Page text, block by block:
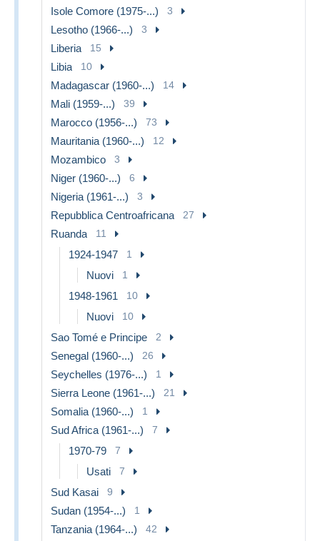
Isole Comore (1975-...) 3
Lesotho (1966-...) 3
Liberia 15
Libia 10
Madagascar (1960-...) 14
Mali (1959-...) 39
Marocco (1956-...) 73
Mauritania (1960-...) 12
Mozambico 3
Niger (1960-...) 6
Nigeria (1961-...) 3
Repubblica Centroafricana 27
Ruanda 11
1924-1947 1
Nuovi 1
1948-1961 10
Nuovi 10
Sao Tomé e Principe 2
Senegal (1960-...) 26
Seychelles (1976-...) 1
Sierra Leone (1961-...) 21
Somalia (1960-...) 1
Sud Africa (1961-...) 7
1970-79 7
Usati 7
Sud Kasai 9
Sudan (1954-...) 1
Tanzania (1964-...) 42